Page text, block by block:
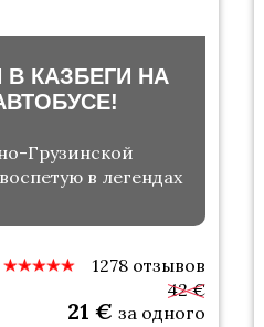
В КАЗБЕГИ НА
Грузинской
в легендах
1278 отзывов
21 € за одного
42 €